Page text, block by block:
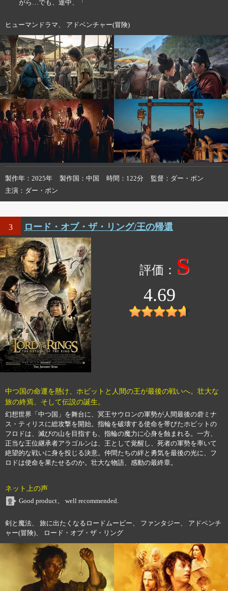
がら…でも、途中、「
ヒューマンドラマ、 アドベンチャー(冒険)
製作年 2025年 製作国 中国 時間 122分 監督
ダー・ポン
主演
ダー・ポン
3 ロード・オブ・ザ・リング/王の帰還
S
4.69
中つ国の命運を懸け、ホビットと人間の王が最後の戦いへ。壮大な
旅の終焉、そして伝説の誕生。
幻想世界「中つ国」を舞台に、冥王サウロンの軍勢が人間最後の砦ミナ
ス・ティリスに総攻撃を開始。指輪を破壊する使命を帯びたホビットの
フロドは、滅びの山を目指すも、指輪の魔力に心身を蝕まれる。一方、
正当な王位継承者アラゴルンは、王として覚醒し、死者の軍勢を率いて
絶望的な戦いに身を投じる決意。仲間たちの絆と勇気を最後の光に、フ
ロドは使命を果たせるのか。壮大な物語、感動の最終章。
ネット上の声
Good product、 well recommended.
剣と魔法、 旅に出たくなるロードムービー、 ファンタジー、 アドベンチ
ャー(冒険)、 ロード・オブ・ザ・リング